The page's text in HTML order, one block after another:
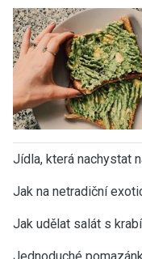
Jídla, která nachystat
Jak na netradiční
Jak udělat salát s
Jednoduché